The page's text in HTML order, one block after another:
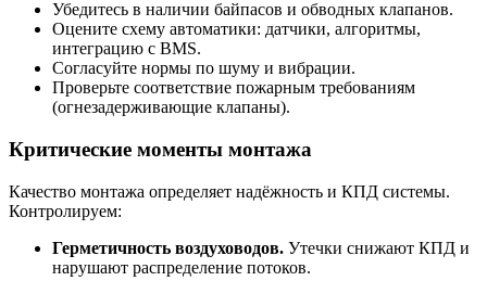
Убедитесь в наличии байпасов и обводных клапанов.
Оцените схему автоматики: датчики, алгоритмы,
интеграцию с BMS.
Согласуйте нормы по шуму и вибрации.
Проверьте соответствие пожарным требованиям
(огнезадерживающие клапаны).
Критические моменты монтажа
Качество монтажа определяет надёжность и КПД системы.
Контролируем:
Герметичность воздуховодов. Утечки снижают КПД и
нарушают распределение потоков.